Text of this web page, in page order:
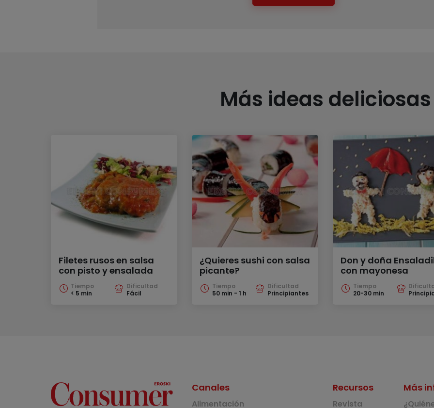
Más ideas deliciosas
Filetes rusos en salsa
con pisto y ensalada
Tiempo
< 5 min
Dificultad
Fácil
¿Quieres sushi con salsa
picante?
Tiempo
50 min - 1 h
Dificultad
Principiantes
Don y doña
con mayonesa
Tiempo
20-30 min
Canales
Alimentación
Recursos
Revista
Más